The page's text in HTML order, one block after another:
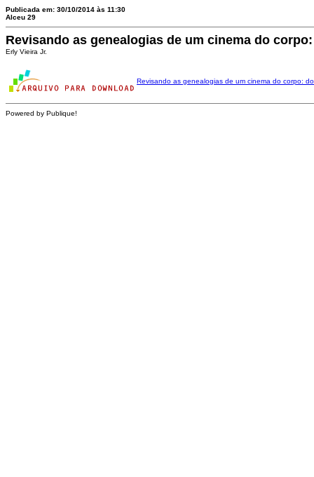
Publicada em: 30/10/2014 às 11:30
Alceu 29
Revisando as genealogias de um cinema do
Erly Vieira Jr.
Revisando as genealogias de um cinema do corpo:
Powered by Publique!